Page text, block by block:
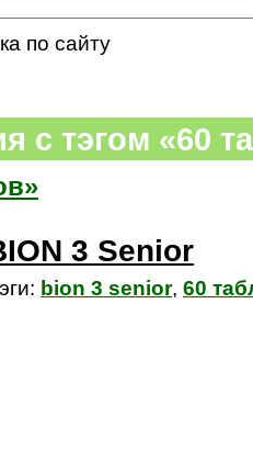
по сайту
c тэгом «60
3 Senior
bion 3 senior, 60